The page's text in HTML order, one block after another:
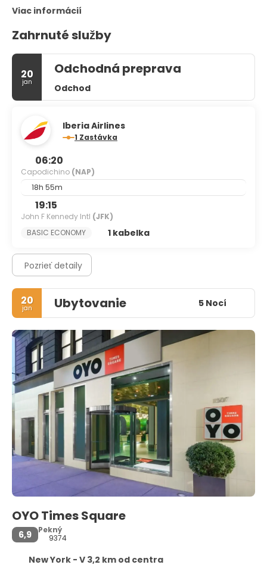
Viac informácií
Zahrnuté služby
20
jan
Odchodná preprava
Odchod
Iberia Airlines
1 Zastávka
06:20
Capodichino (NAP)
18h 55m
19:15
John F Kennedy Intl (JFK)
BASIC ECONOMY
1 kabelka
Pozrieť detaily
20
jan Ubytovanie 5 Nocí
OYO Times Square
6,9
Pekný
9374
New York - V 3,2 km od centra